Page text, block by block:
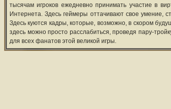
тысячам игроков ежедневно принимать участие в
Интернета. Здесь геймеры оттачивают свое умение,
Здесь куются кадры, которые, возможно, в скором
здесь можно просто расслабиться, проведя пару-
для всех фанатов этой великой игры.